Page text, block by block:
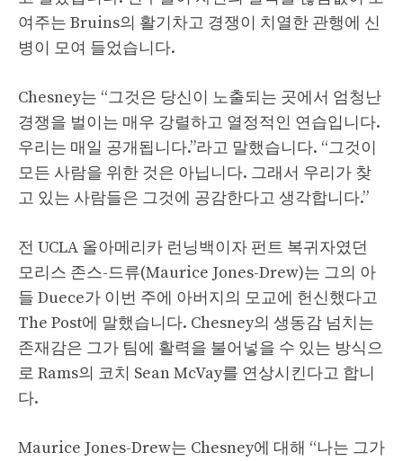
여주는 Bruins의 활기차고 경쟁이 치열한 관행에 신
병이 모여 들었습니다.
Chesney는 “그것은 당신이 노출되는 곳에서 엄청난
경쟁을 벌이는 매우 강렬하고 열정적인 연습입니다.
우리는 매일 공개됩니다.”라고 말했습니다. “그것이
모든 사람을 위한 것은 아닙니다. 그래서 우리가 찾
고 있는 사람들은 그것에 공감한다고 생각합니다.”
전 UCLA 올아메리카 런닝백이자 펀트 복귀자였던
모리스 존스-드류(Maurice Jones-Drew)는 그의 아
들 Duece가 이번 주에 아버지의 모교에 헌신했다고
The Post에 말했습니다. Chesney의 생동감 넘치는
존재감은 그가 팀에 활력을 불어넣을 수 있는 방식으
로 Rams의 코치 Sean McVay를 연상시킨다고 합니
다.
Maurice Jones-Drew는 Chesney에 대해 “나는 그가